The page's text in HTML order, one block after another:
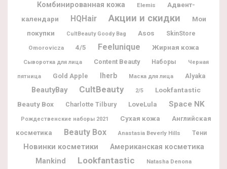
Комбинированная кожа Elemis
Адвент-
календари
HQHair Акции и скидки
Мои
покупки
CultBeauty Goody Bag Asos
SkinStore
Omorovicza
4/5 Feelunique Жирная кожа
Сыворотка для лица Content Beauty Наборы Черная
пятница Gold Apple Iherb Маска для лица Alyaka
BeautyBay CultBeauty 2/5
Lookfantastic
Beauty Box
Charlotte Tilbury LoveLula Space NK
Рождественские наборы 2021 Сухая кожа
Английская
косметика
Beauty Box Anastasia Beverly Hills Тени
Новинки косметики Американская косметика
Mankind Lookfantastic Natasha Denona